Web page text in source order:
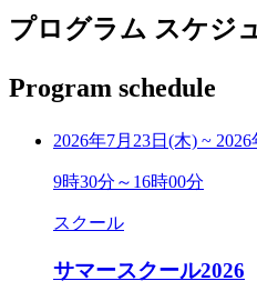
プログラム スケジ
Program schedule
2026年7月23日(木) ~
9時30分～16時00分
スクール
サマースクール2026